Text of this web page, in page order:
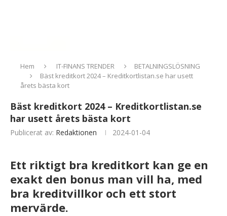
Hem IT-FINANS TRENDER
BETALNINGSLÖSNING
Bäst kreditkort 2024 – Kreditkortlistan.se har usett
årets bästa kort
Bäst kreditkort 2024 – Kreditkortlistan.se
har usett årets bästa kort
Publicerat av: Redaktionen 2024-01-04
Ett riktigt bra kreditkort kan ge en
exakt den bonus man vill ha, med
bra kreditvillkor och ett stort
mervärde.